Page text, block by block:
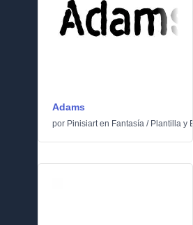
Adams
por Pinisiarten Fantasía / Plantilla y